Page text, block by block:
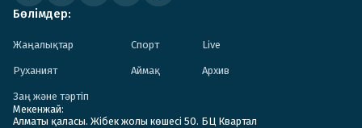
Бөлімдер:
Жаңалықтар Спорт Live
Руханият Аймақ Архив
Заң және тәртіп
Мекенжай:
Алматы қаласы. Жібек жолы көшесі 50. БЦ Квартал